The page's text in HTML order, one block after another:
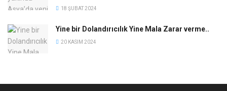
18 ŞUBAT 2024
Yine bir Dolandırıcılık Yine Mala Zarar verme..
20 KASIM 2024